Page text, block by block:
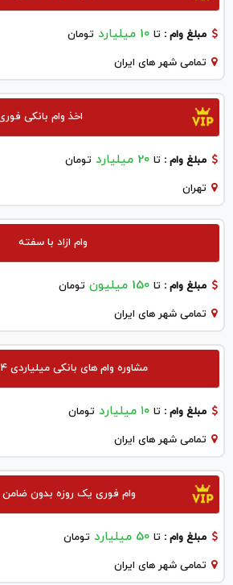
مبلغ وام : تا 10 میلیارد تومان
تمامی شهر های ایران
اخذ وام بانکی
مبلغ وام : تا 20 میلیارد تومان
تهران
وام ازاد با سفته
مبلغ وام : تا 150 میلیون تومان
تمامی شهر های ایران
مشاوره وام های بانکی میلیاردی ۲۴ درصدی
مبلغ وام : تا ۱۰ میلیارد تومان
تمامی شهر های ایران
وام فوری یک روزه بدون
مبلغ وام : تا 50 میلیارد تومان
تمامی شهر های ایران